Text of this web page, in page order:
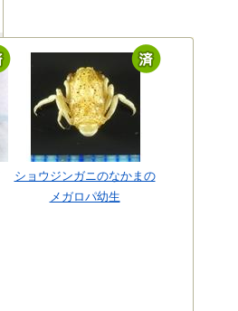
ショウジンガニのなかまの
メガロパ幼生